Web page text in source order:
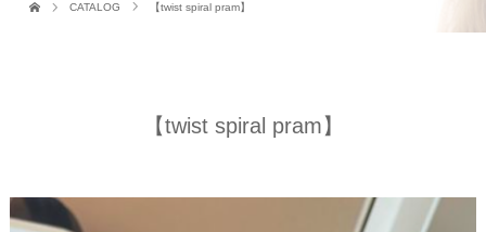
CATALOG 【twist spiral pram】
【twist spiral pram】